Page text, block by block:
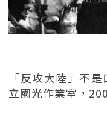
「反攻大陸」不
立國光作業室，